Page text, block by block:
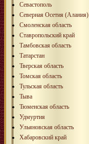
Севастополь
Северная Осетия (Алания)
Смоленская область
Ставропольский край
Тамбовская область
Татарстан
Тверская область
Томская область
Тульская область
Тыва
Тюменская область
Удмуртия
Ульяновская область
Хабаровский край